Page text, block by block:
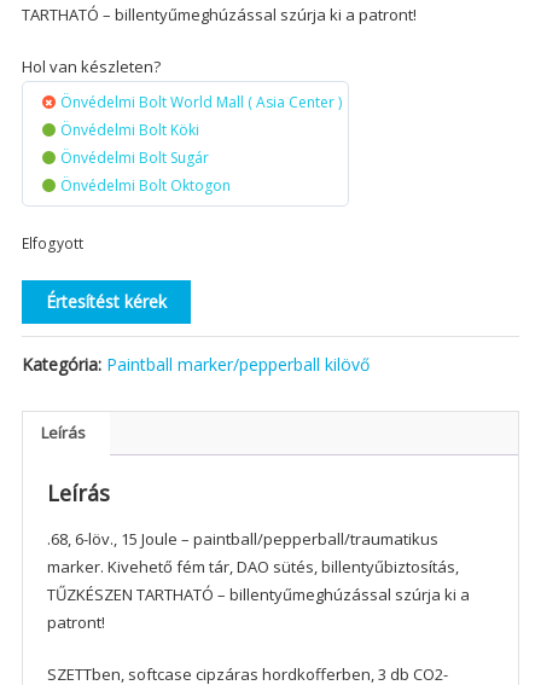
TARTHATÓ – billentyűmeghúzással szúrja ki a patront!
Hol van készleten?
Önvédelmi Bolt World Mall ( Asia Center )
Önvédelmi Bolt Köki
Önvédelmi Bolt Sugár
Önvédelmi Bolt Oktogon
Elfogyott
Értesítést kérek
Kategória: Paintball marker/pepperball kilövő
Leírás
Leírás
.68, 6-löv., 15 Joule – paintball/pepperball/traumatikus
marker. Kivehető fém tár, DAO sütés, billentyűbiztosítás,
TŰZKÉSZEN TARTHATÓ – billentyűmeghúzással szúrja ki a
patront!
SZETTben, softcase cipzáras hordkofferben, 3 db CO2-